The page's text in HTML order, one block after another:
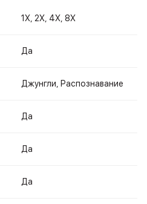
1X, 2X, 4X, 8X
Да
Джунгли, Распознавание
Да
Да
Да